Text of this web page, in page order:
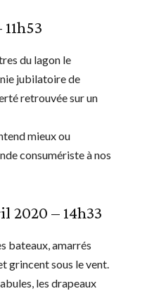
du lagon le
jubilatoire de
retrouvée sur un
mieux ou
consumériste à nos
2020 – 14h33
bateaux, amarrés
grincent sous le vent.
les drapeaux